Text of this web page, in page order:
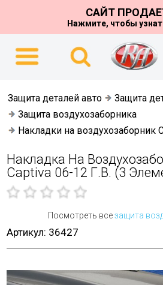
САЙТ
Нажмите, чтобы
Защита деталей авто
Защита
Защита воздухозаборника
Накладки на воздухозаборник
Накладка На
Captiva 06-12 Г.в. (3
Посмотреть всезащита
Артикул: 36427